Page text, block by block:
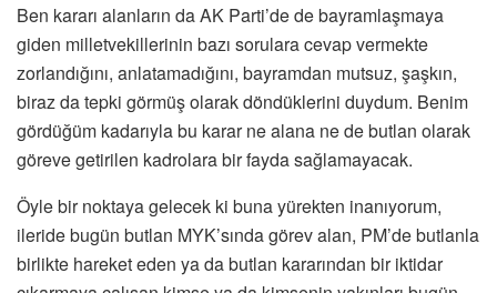
Ben kararı alanların da AK Parti’de de bayramlaşmaya
giden milletvekillerinin bazı sorulara cevap vermekte
zorlandığını, anlatamadığını, bayramdan mutsuz, şaşkın,
biraz da tepki görmüş olarak döndüklerini duydum. Benim
gördüğüm kadarıyla bu karar ne alana ne de butlan olarak
göreve getirilen kadrolara bir fayda sağlamayacak.
Öyle bir noktaya gelecek ki buna yürekten inanıyorum,
ileride bugün butlan MYK’sında görev alan, PM’de butlanla
birlikte hareket eden ya da butlan kararından bir iktidar